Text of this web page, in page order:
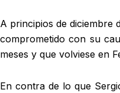
A principios de diciembre
comprometido con su
meses y que volviese en
En contra de lo que